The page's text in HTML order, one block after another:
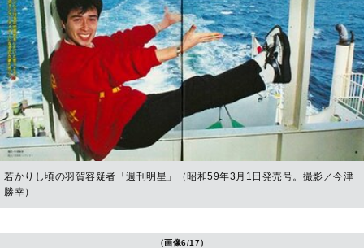
若かりし頃の羽賀容疑者「週刊明星」（昭和59年3月1日発売号。撮影／今津
勝幸）
（画像6/17）